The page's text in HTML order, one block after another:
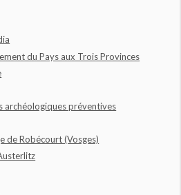
du Pays aux Trois Provinces
archéologiques préventives
de Robécourt (Vosges)